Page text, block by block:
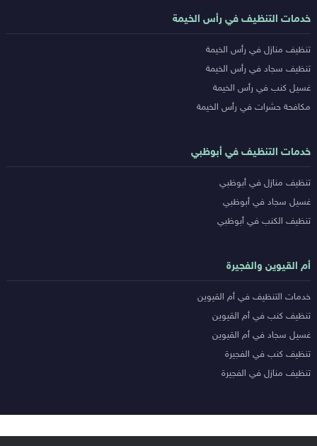
خدمات التنظيف في رأس الخيمة
تنظيف منازل في رأس الخيمة
تنظيف سجاد في رأس الخيمة
غسيل كنب في رأس الخيمة
مكافحة حشرات في رأس الخيمة
خدمات التنظيف في أبوظبي
تنظيف منازل في أبوظبي
غسيل سجاد في أبوظبي
تنظيف الكنب في أبوظبي
أم القيوين والفجيرة
خدمات التنظيف في أم القيوين
تنظيف كنب في أم القيوين
غسيل سجاد في أم القيوين
تنظيف كنب في الفجيرة
تنظيف منازل في الفجيرة